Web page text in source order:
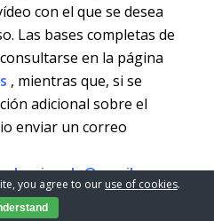
con el que se desea
Las bases completas de
en la página
, mientras que, si se
adicional sobre el
enviar un correo
.
online, adjuntando la
you agree to our use of cookies.